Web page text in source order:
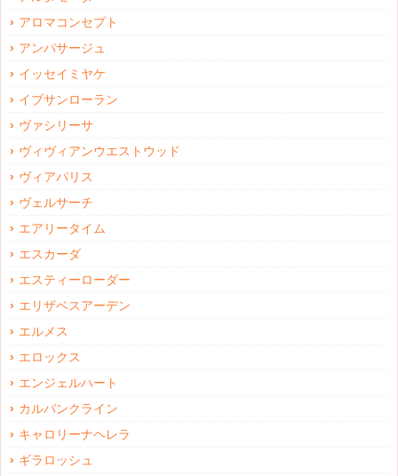
アロマコンセプト
アンパサージュ
イッセイミヤケ
イブサンローラン
ヴァシリーサ
ヴィヴィアンウエストウッド
ヴィアパリス
ヴェルサーチ
エアリータイム
エスカーダ
エスティーローダー
エリザベスアーデン
エルメス
エロックス
エンジェルハート
カルバンクライン
キャロリーナヘレラ
ギラロッシュ